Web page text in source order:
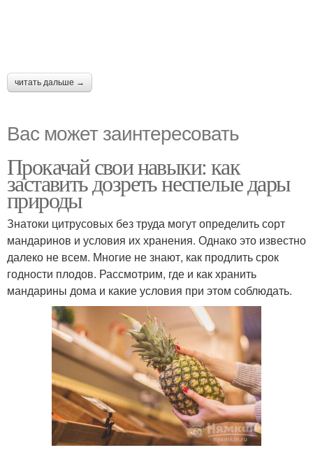
читать дальше →
Вас может заинтересовать
Прокачай свои навыки: как
заставить дозреть неспелые дары
природы
Знатоки цитрусовых без труда могут определить сорт
мандаринов и условия их хранения. Однако это известно
далеко не всем. Многие не знают, как продлить срок
годности плодов. Рассмотрим, где и как хранить
мандарины дома и какие условия при этом соблюдать.